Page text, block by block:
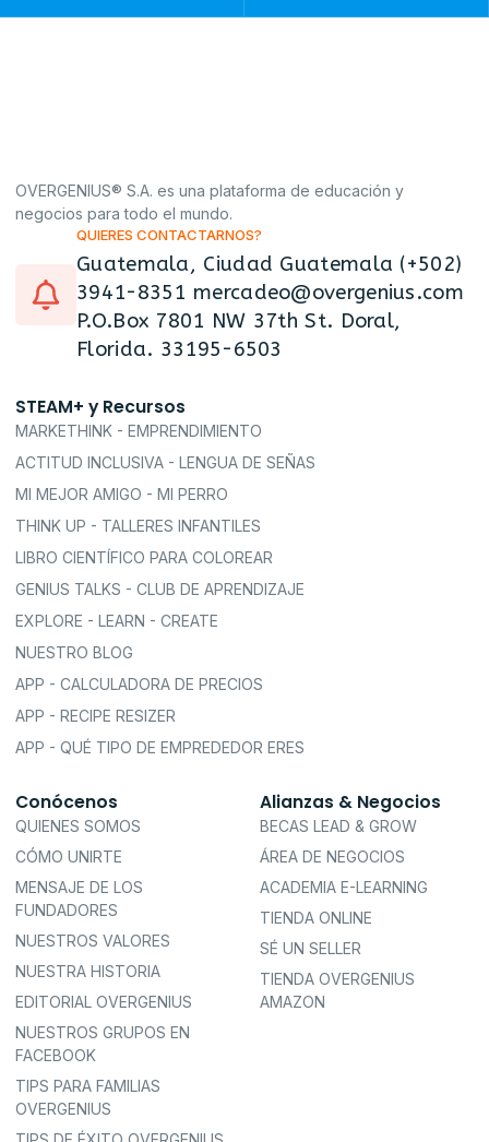
OVERGENIUS® S.A. es una plataforma de educación y
negocios para todo el mundo.
QUIERES CONTACTARNOS?
Guatemala, Ciudad Guatemala (+502)
3941-8351 mercadeo@overgenius.com
P.O.Box 7801 NW 37th St. Doral,
Florida. 33195-6503
STEAM+ y Recursos
MARKETHINK - EMPRENDIMIENTO
ACTITUD INCLUSIVA - LENGUA DE SEÑAS
MI MEJOR AMIGO - MI PERRO
THINK UP - TALLERES INFANTILES
LIBRO CIENTÍFICO PARA COLOREAR
GENIUS TALKS - CLUB DE APRENDIZAJE
EXPLORE - LEARN - CREATE
NUESTRO BLOG
APP - CALCULADORA DE PRECIOS
APP - RECIPE RESIZER
APP - QUÉ TIPO DE EMPREDEDOR ERES
Conócenos
QUIENES SOMOS
CÓMO UNIRTE
MENSAJE DE LOS
FUNDADORES
NUESTROS VALORES
NUESTRA HISTORIA
EDITORIAL OVERGENIUS
NUESTROS GRUPOS EN
FACEBOOK
TIPS PARA FAMILIAS
OVERGENIUS
Alianzas & Negocios
BECAS LEAD & GROW
ÁREA DE NEGOCIOS
ACADEMIA E-LEARNING
TIENDA ONLINE
SÉ UN SELLER
TIENDA OVERGENIUS
AMAZON